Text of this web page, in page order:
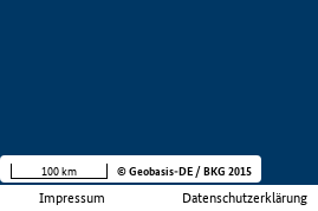
Impressum Datenschutzerklärung
100 km © Geobasis-DE / BKG 2015